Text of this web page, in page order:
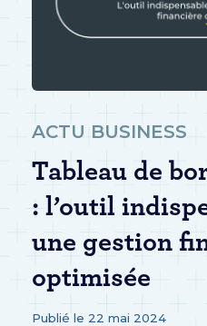
ACTU BUSINESS
Tableau de
: l’outil
une gestion
optimisée
Publié le 22 mai 2024